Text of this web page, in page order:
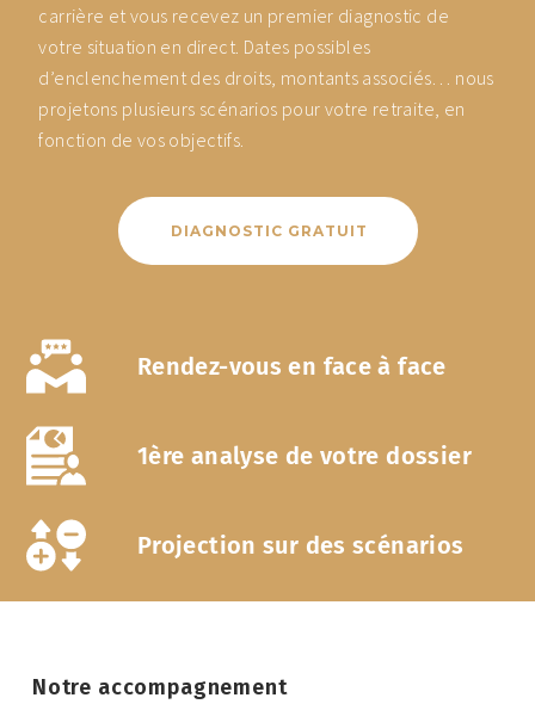
carrière et vous recevez un premier diagnostic de
votre situation en direct. Dates possibles
d’enclenchement des droits, montants associés… nous
projetons plusieurs scénarios pour votre retraite, en
fonction de vos objectifs.
DIAGNOSTIC GRATUIT
Rendez-vous en face à face
1ère analyse de votre dossier
Projection sur des scénarios
Notre accompagnement